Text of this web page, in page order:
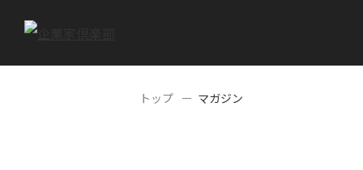
トップ マガジン